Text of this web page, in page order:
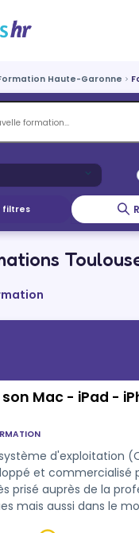
Haute-Garonne
filtres
Mac - iPad -
d'exploitation
et commercialisé
prisé auprès de la
mais aussi dans le